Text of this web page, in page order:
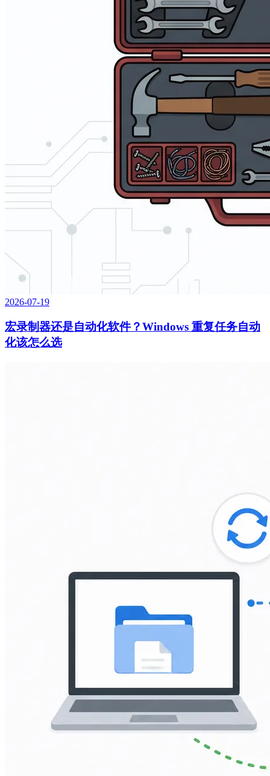
2026-07-19
宏录制器还是自动化软件？Windows 重复任务自动
化该怎么选